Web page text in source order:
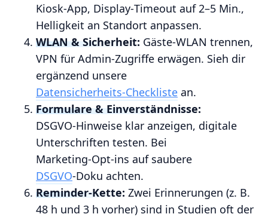
Kiosk‑App, Display‑Timeout auf 2–5 Min.,
Helligkeit an Standort anpassen.
WLAN & Sicherheit: Gäste‑WLAN trennen,
VPN für Admin‑Zugriffe erwägen. Sieh dir
ergänzend unsere
Datensicherheits‑Checkliste an.
Formulare & Einverständnisse:
DSGVO‑Hinweise klar anzeigen, digitale
Unterschriften testen. Bei
Marketing‑Opt‑ins auf saubere
DSGVO‑Doku achten.
Reminder‑Kette: Zwei Erinnerungen (z. B.
48 h und 3 h vorher) sind in Studien oft der